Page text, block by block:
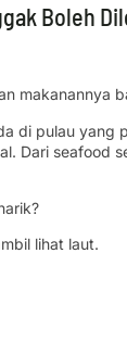
Boleh
makanannya
di pulau yang
Dari seafood
lihat laut.